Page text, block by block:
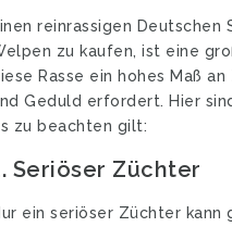
reinrassigen Deutschen
zu kaufen, ist eine
Rasse ein hohes Maß
Geduld erfordert. Hier
zu beachten gilt:
Seriöser Züchter
ein seriöser Züchter kann